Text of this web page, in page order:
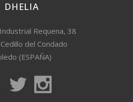
DHELIA
Requena, 38
del Condado
(ESPAÑA)